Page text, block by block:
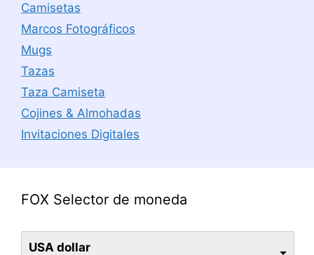
Camisetas
Marcos Fotográficos
Mugs
Tazas
Taza Camiseta
Cojines & Almohadas
Invitaciones Digitales
FOX Selector de moneda
USA dollar